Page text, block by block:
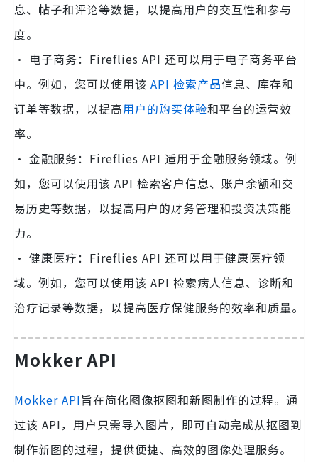
息、帖子和评论等数据，以提高用户的交互性和参与
度。
· 电子商务：Fireflies API 还可以用于电子商务平台
中。例如，您可以使用该 API 检索产品信息、库存和
订单等数据，以提高用户的购买体验和平台的运营效
率。
· 金融服务：Fireflies API 适用于金融服务领域。例
如，您可以使用该 API 检索客户信息、账户余额和交
易历史等数据，以提高用户的财务管理和投资决策能
力。
· 健康医疗：Fireflies API 还可以用于健康医疗领
域。例如，您可以使用该 API 检索病人信息、诊断和
治疗记录等数据，以提高医疗保健服务的效率和质量。
Mokker API
Mokker API旨在简化图像抠图和新图制作的过程。通
过该 API，用户只需导入图片，即可自动完成从抠图到
制作新图的过程，提供便捷、高效的图像处理服务。